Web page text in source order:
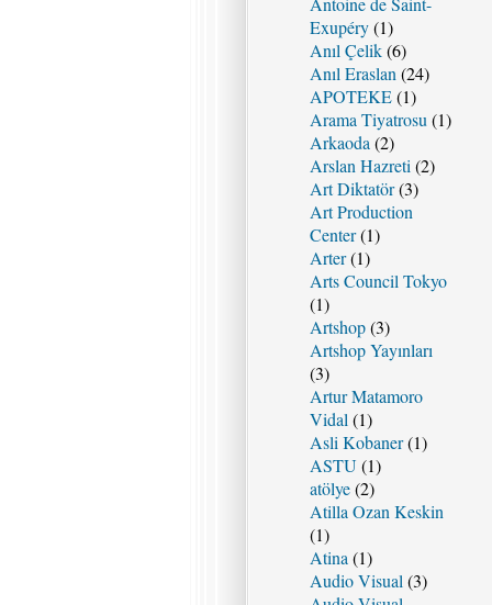
Exupéry(1)
Anıl Çelik(6)
Anıl Eraslan (24)
APOTEKE(1)
Arama Tiyatrosu (1)
Arkaoda (2)
Arslan Hazreti (2)
Art Diktatör(3)
Art Production
Center(1)
Arter(1)
Arts Council Tokyo
(1)
Artshop(3)
Artshop Yayınları
(3)
Artur Matamoro
Vidal (1)
Asli Kobaner(1)
ASTU (1)
atölye(2)
Atilla Ozan Keskin
(1)
Atina (1)
Audio Visual (3)